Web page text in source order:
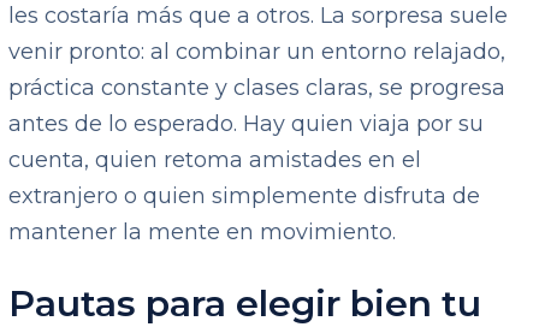
les costaría más que a otros. La sorpresa suele
venir pronto: al combinar un entorno relajado,
práctica constante y clases claras, se progresa
antes de lo esperado. Hay quien viaja por su
cuenta, quien retoma amistades en el
extranjero o quien simplemente disfruta de
mantener la mente en movimiento.
Pautas para elegir bien tu